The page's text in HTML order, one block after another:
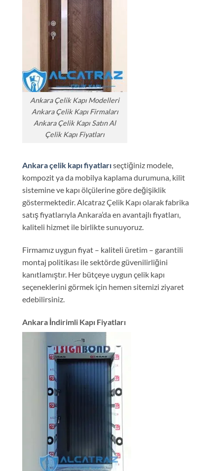
Ankara Çelik Kapı Modelleri
Ankara Çelik Kapı Firmaları
Ankara Çelik Kapı Satın Al
Çelik Kapı Fiyatları
Ankara çelik kapı fiyatlarıseçtiğiniz modele,
kompozit ya da mobilya kaplama durumuna, kilit
sistemine ve kapı ölçülerine göre değişiklik
göstermektedir. Alcatraz Çelik Kapı olarak fabrika
satış fiyatlarıyla Ankara’da en avantajlı fiyatları,
kaliteli hizmet ile birlikte sunuyoruz.
Firmamız uygun fiyat – kaliteli üretim – garantili
montaj politikası ile sektörde güvenilirliğini
kanıtlamıştır. Her bütçeye uygun çelik kapı
seçeneklerini görmek için hemen sitemizi ziyaret
edebilirsiniz.
Ankara İndirimli Kapı Fiyatları